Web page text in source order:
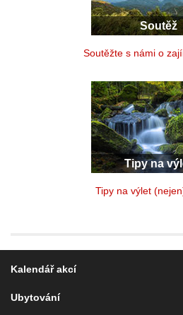
Soutěž
Soutěžte s námi o
Tipy na
Tipy na výlet
Kalendář akcí
Ubytování